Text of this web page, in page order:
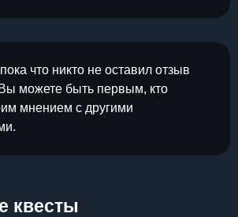
что никто не оставил отзыв
Вы можете быть первым, кто
мнением с другими
квесты